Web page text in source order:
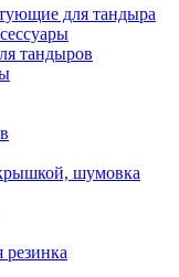
для тандыра
тандыров
шумовка
резинка